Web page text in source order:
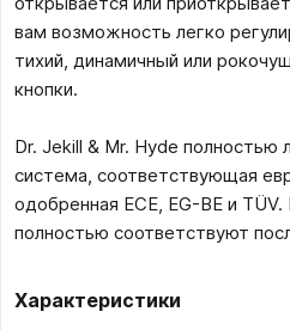
вам возможность легко
тихий, динамичный или
кнопки.
Dr. Jekill & Mr. Hyde полностью
система, соответствующая
одобренная ECE, EG-BE и
полностью соответствуют
Характеристики